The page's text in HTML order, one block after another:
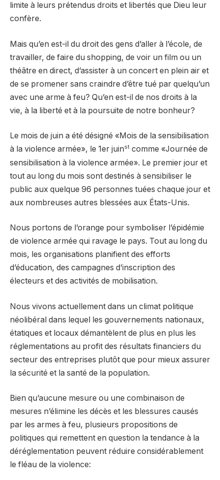
limite à leurs prétendus droits et libertés que Dieu leur
confère.
Mais qu’en est-il du droit des gens d’aller à l’école, de
travailler, de faire du shopping, de voir un film ou un
théâtre en direct, d’assister à un concert en plein air et
de se promener sans craindre d’être tué par quelqu’un
avec une arme à feu? Qu’en est-il de nos droits à la
vie, à la liberté et à la poursuite de notre bonheur?
Le mois de juin a été désigné «Mois de la sensibilisation
à la violence armée», le 1er juinst comme «Journée de
sensibilisation à la violence armée». Le premier jour et
tout au long du mois sont destinés à sensibiliser le
public aux quelque 96 personnes tuées chaque jour et
aux nombreuses autres blessées aux États-Unis.
Nous portons de l’orange pour symboliser l’épidémie
de violence armée qui ravage le pays. Tout au long du
mois, les organisations planifient des efforts
d’éducation, des campagnes d’inscription des
électeurs et des activités de mobilisation.
Nous vivons actuellement dans un climat politique
néolibéral dans lequel les gouvernements nationaux,
étatiques et locaux démantèlent de plus en plus les
réglementations au profit des résultats financiers du
secteur des entreprises plutôt que pour mieux assurer
la sécurité et la santé de la population.
Bien qu’aucune mesure ou une combinaison de
mesures n’élimine les décès et les blessures causés
par les armes à feu, plusieurs propositions de
politiques qui remettent en question la tendance à la
déréglementation peuvent réduire considérablement
le fléau de la violence: